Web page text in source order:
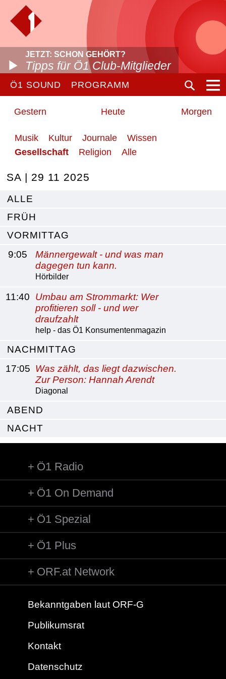
JETZT: SCHON GEHÖRT?
Tipps für Ö1 Club-Mitglieder
Ö1 SOUND PROGRAMM
Gestern Heute Morgen
Musik Kultur Journale
Wissen
Gesellschaft
Religion Alle
SA | 29 11 2025
ALLE
FRÜH
VORMITTAG
9:05
Männergewalt - und was man
dagegen tun kann.
Hörbilder
11:40
Umbau am Strommarkt: Wer
profitieren soll - und wer
draufzahlt
help - das Ö1 Konsumentenmagazin
NACHMITTAG
17:05 Was zählt, das liegt dazwischen.
Zur Person: Hannah Arendt
Diagonal
ABEND
NACHT
Ö1 Radio
Ö1 On Demand
Ö1 Spezial
Ö1 Plus
ORF.at Network
Bekanntgaben laut ORF-G
Publikumsrat
Kontakt
Datenschutz